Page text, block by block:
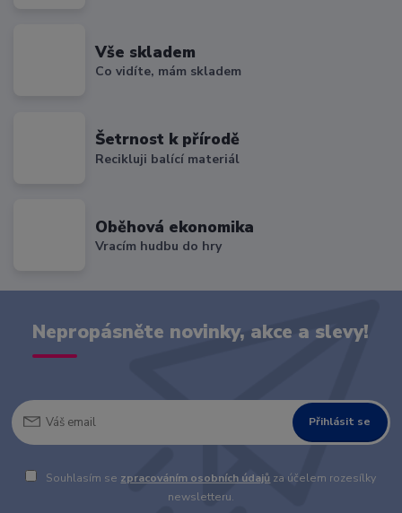
Vše skladem
Co vidíte, mám skladem
Šetrnost k přírodě
Recikluji balící materiál
Oběhová ekonomika
Vracím hudbu do hry
Nepropásněte novinky, akce a slevy!
Přihlásit se
Souhlasím se zpracováním osobních údajů za účelem rozesílky
newsletteru.